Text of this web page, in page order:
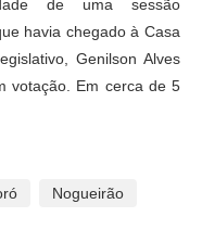
de uma sessão
havia chegado à Casa
Genilson Alves
votação. Em cerca de 5
Nogueirão